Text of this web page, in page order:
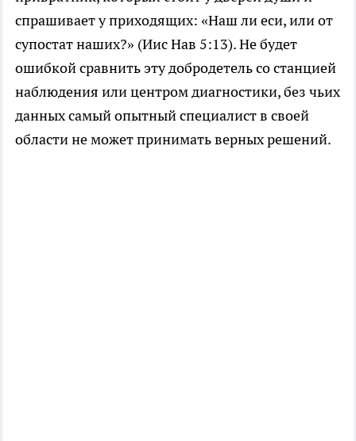
спрашивает у приходящих: «Наш ли еси, или от
супостат наших?» (Иис Нав 5:13). Не будет
ошибкой сравнить эту добродетель со станцией
наблюдения или центром диагностики, без чьих
данных самый опытный специалист в своей
области не может принимать верных решений.